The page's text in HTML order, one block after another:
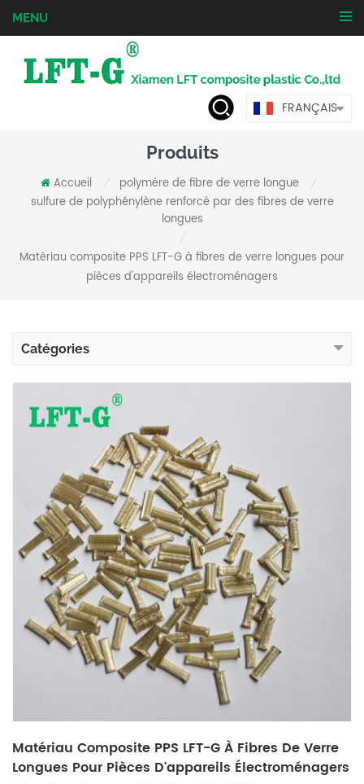
MENU
FRANÇAIS
Produits
Accueil polymère de fibre de verre longue
sulfure de polyphénylène renforcé par des fibres de verre
longues
Matériau composite PPS LFT-G à fibres de verre longues pour
pièces d'appareils électroménagers
Catégories
Matériau Composite PPS LFT-G À Fibres De Verre
Longues Pour Pièces D'appareils Électroménagers